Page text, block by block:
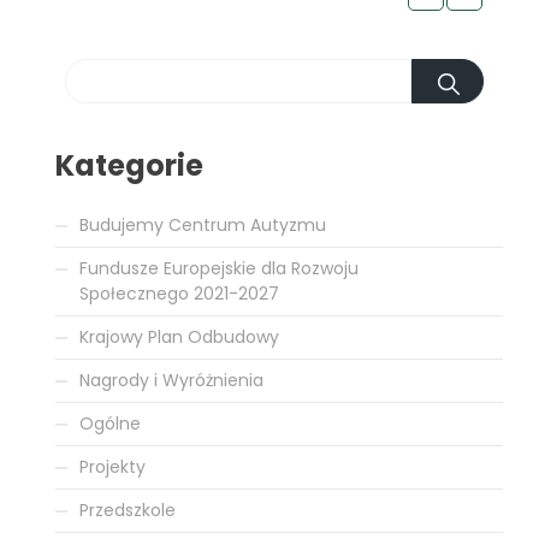
Kategorie
Budujemy Centrum Autyzmu
Fundusze Europejskie dla Rozwoju
Społecznego 2021-2027
Krajowy Plan Odbudowy
Nagrody i Wyróżnienia
Ogólne
Projekty
Przedszkole